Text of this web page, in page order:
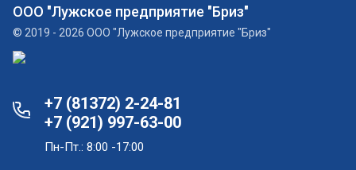
ООО "Лужское предприятие "Бриз"
© 2019 - 2026 ООО "Лужское предприятие "Бриз"
+7 (81372) 2-24-81
+7 (921) 997-63-00
Пн-Пт.: 8:00 -17:00